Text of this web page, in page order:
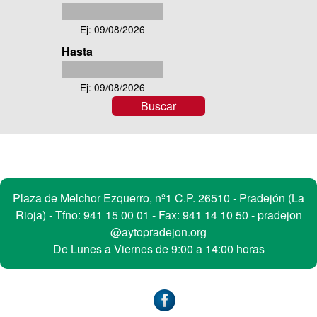
t
Ej: 09/08/2026
Hasta
Ej: 09/08/2026
Contacto
Plaza de Melchor Ezquerro, nº1 C.P. 26510 - Pradejón (La
Rioja) - Tfno: 941 15 00 01 - Fax: 941 14 10 50 -pradejon
@aytopradejon.org
De Lunes a Viernes de 9:00 a 14:00 horas